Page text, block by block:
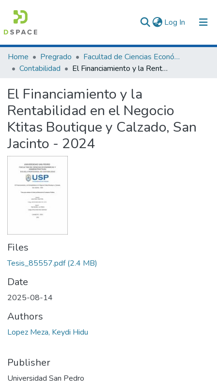
Log In (current)
Communities & Collections
All of DSpace
Statistics
Home Pregrado
Facultad de Ciencias Económicas y Administrativas
Contabilidad
El Financiamiento y la Rentabilidad en el Negocio Ktitas Boutique y Calzado, San Jacinto - 2024
El Financiamiento y la
Rentabilidad en el Negocio
Ktitas Boutique y Calzado, San
Jacinto - 2024
Files
Tesis_85557.pdf(2.4 MB)
Date
2025-08-14
Authors
Lopez Meza, Keydi Hidu
Publisher
Universidad San Pedro